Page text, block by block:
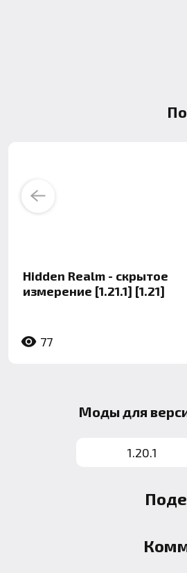
Hidden Realm - скрытое
измерение [1.21.1] [1.21]
77
Previous
Моды для
1.20.1